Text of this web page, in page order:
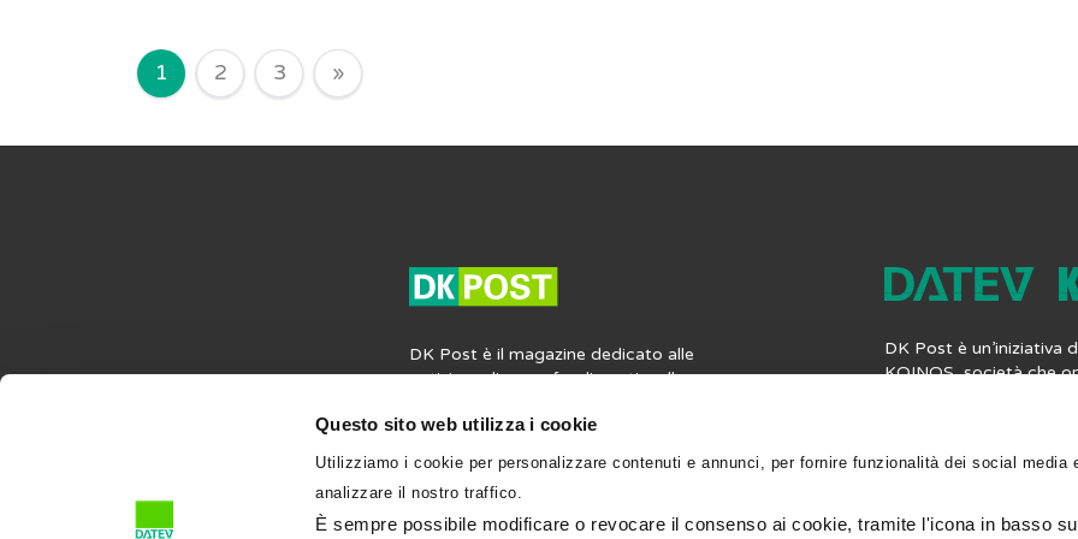
Questo sito web utilizza i cookie
Utilizziamo i cookie per personalizzare contenuti e annunci, per fornire funzionalità dei social media
analizzare il nostro traffico.
È sempre possibile modificare o revocare il consenso ai cookie, tramite l'icona in basso
Navigazione degli articoli
1 2 3 »
DK Post è il magazine dedicato alle
notizie, agli approfondimenti e alle
societaria e del lavoro. Ma non solo:
professione e sugli strumenti per
l’attività professionale. Leggi, scrivi e
condividi su DK Post.
DK Post è un’iniziativa
KOINOS, società che
contabilità, i bilanci, le
datevkoinos.it